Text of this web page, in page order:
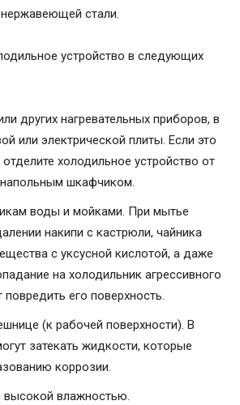
стали.
устройство в следующих
других нагревательных приборов, в
или электрической плиты. Если это
холодильное устройство от
шкафчиком.
воды и мойками. При мытье
накипи с кастрюли, чайника
с уксусной кислотой, а даже
на холодильник агрессивного
его поверхность.
(к рабочей поверхности). В
затекать жидкости, которые
коррозии.
влажностью.